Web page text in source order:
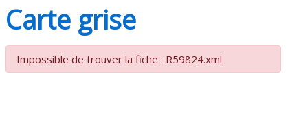
Carte grise
Impossible de trouver la fiche : R59824.xml